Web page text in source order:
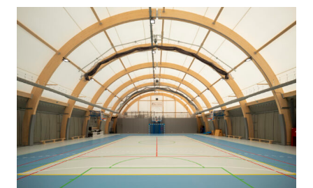
CZECHOWICACH-
DZIEDZICACH